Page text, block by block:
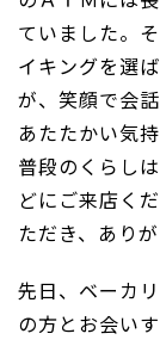
ていました。
イキングを選
が、笑顔で会
あたたかい気
普段のくらし
どにご来店く
ただき、あり
先日、ベーカ
の方とお会い